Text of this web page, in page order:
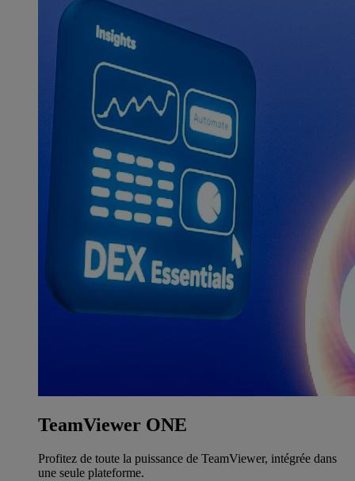
TeamViewer ONE
Profitez de toute la puissance de TeamViewer, intégrée dans
une seule plateforme.